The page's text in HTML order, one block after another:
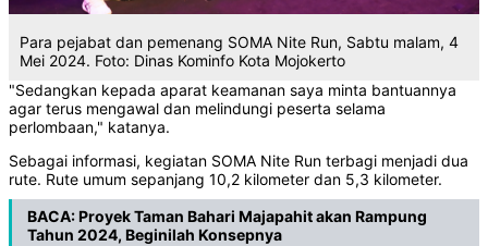
Para pejabat dan pemenang SOMA Nite Run, Sabtu malam, 4
Mei 2024. Foto: Dinas Kominfo Kota Mojokerto
"Sedangkan kepada aparat keamanan saya minta bantuannya
agar terus mengawal dan melindungi peserta selama
perlombaan," katanya.
Sebagai informasi, kegiatan SOMA Nite Run terbagi menjadi dua
rute. Rute umum sepanjang 10,2 kilometer dan 5,3 kilometer.
BACA: Proyek Taman Bahari Majapahit akan Rampung
Tahun 2024, Beginilah Konsepnya